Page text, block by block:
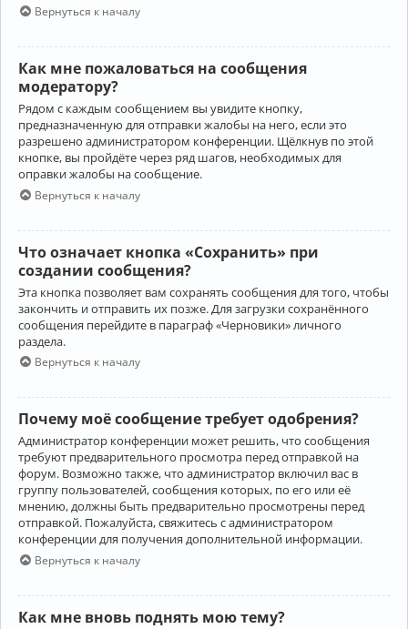
Вернуться к началу
Как мне пожаловаться на сообщения
модератору?
Рядом с каждым сообщением вы увидите кнопку,
предназначенную для отправки жалобы на него, если это
разрешено администратором конференции. Щёлкнув по этой
кнопке, вы пройдёте через ряд шагов, необходимых для
оправки жалобы на сообщение.
Вернуться к началу
Что означает кнопка «Сохранить» при
создании сообщения?
Эта кнопка позволяет вам сохранять сообщения для того, чтобы
закончить и отправить их позже. Для загрузки сохранённого
сообщения перейдите в параграф «Черновики» личного
раздела.
Вернуться к началу
Почему моё сообщение требует одобрения?
Администратор конференции может решить, что сообщения
требуют предварительного просмотра перед отправкой на
форум. Возможно также, что администратор включил вас в
группу пользователей, сообщения которых, по его или её
мнению, должны быть предварительно просмотрены перед
отправкой. Пожалуйста, свяжитесь с администратором
конференции для получения дополнительной информации.
Вернуться к началу
Как мне вновь поднять мою тему?